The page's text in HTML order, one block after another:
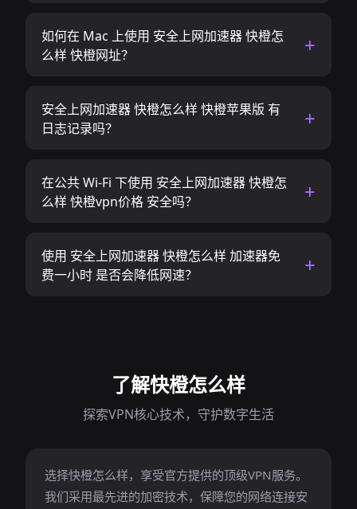
如何在 Mac 上使用 安全上网加速器 快橙怎
么样 快橙网址？
安全上网加速器 快橙怎么样 快橙苹果版 有
日志记录吗？
在公共 Wi-Fi 下使用 安全上网加速器 快橙怎
么样 快橙vpn价格 安全吗？
使用 安全上网加速器 快橙怎么样 加速器免
费一小时 是否会降低网速？
了解快橙怎么样
探索VPN核心技术，守护数字生活
选择快橙怎么样，享受官方提供的顶级VPN服务。
我们采用最先进的加密技术，保障您的网络连接安